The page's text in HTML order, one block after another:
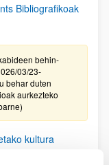
Bibliografikoak
behin-
03/23-
behar duten
aurkezteko
kultura